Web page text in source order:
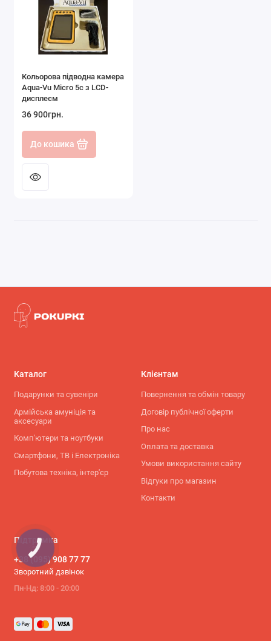
Кольорова підводна камера
Aqua-Vu Micro 5c з LCD-
дисплеєм
36 900грн.
До кошика
Каталог
Подарунки та сувеніри
Армійська амуніція та
аксесуари
Комп'ютери та ноутбуки
Смартфони, ТВ і Електроніка
Побутова техніка, інтер'єр
Клієнтам
Повернення та обмін товару
Договір публічної оферти
Про нас
Оплата та доставка
Умови використання сайту
Відгуки про магазин
Контакти
Підтримка
+38 (095) 908 77 77
Зворотний дзвінок
Пн-Нд: 8:00 - 20:00
КНОПКА
СВЯЗИ